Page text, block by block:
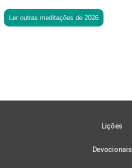
Ler outras meditações de 2026
Lições
Devocionais